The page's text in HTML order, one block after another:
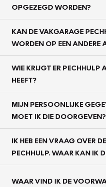
OPGEZEGD WORDEN?
KAN DE VAKGARAGE
WORDEN OP EEN ANDERE
WIE KRIJGT ER PECHHULP
HEEFT?
MIJN PERSOONLIJKE
MOET IK DIE DOORGEVEN?
IK HEB EEN VRAAG OVER
PECHHULP. WAAR KAN IK
WAAR VIND IK DE